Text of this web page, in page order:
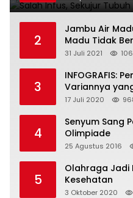
2
Jambu Air
Madu Tidak
31 Juli 2021
3
INFOGRAFIS:
Variannya
17 Juli 2020
4
Senyum Sang
Olimpiade
25 Agustus 2016
5
Olahraga Jadi
Kesehatan
3 Oktober 2020